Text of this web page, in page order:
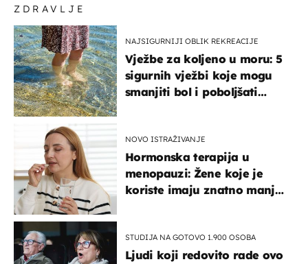
ZDRAVLJE
NAJSIGURNIJI OBLIK REKREACIJE
Vježbe za koljeno u moru: 5
sigurnih vježbi koje mogu
smanjiti bol i poboljšati
NOVO ISTRAŽIVANJE
Hormonska terapija u
menopauzi: Žene koje je
koriste imaju znatno manji
STUDIJA NA GOTOVO 1.900 OSOBA
Ljudi koji redovito rade ovo